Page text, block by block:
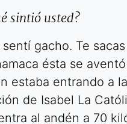
sintió usted?
sentí gacho. Te
ésta se
estaba entrando a la
de Isabel La
al andén a 70